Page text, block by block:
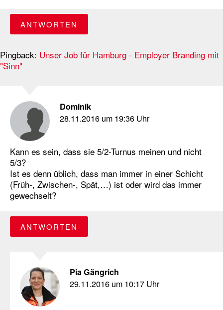
ANTWORTEN
Pingback: Unser Job für Hamburg - Employer Branding mit
"Sinn"
Dominik
28.11.2016 um 19:36 Uhr
Kann es sein, dass sie 5/2-Turnus meinen und nicht
5/3?
Ist es denn üblich, dass man immer in einer Schicht
(Früh-, Zwischen-, Spät,…) ist oder wird das immer
gewechselt?
ANTWORTEN
Pia Gängrich
29.11.2016 um 10:17 Uhr